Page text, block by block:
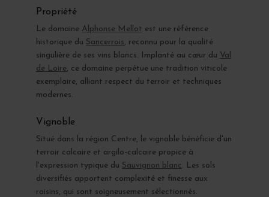
Propriété
Le domaine Alphonse Mellot est une référence
historique du Sancerrois, reconnu pour la qualité
singulière de ses vins blancs. Implanté au cœur du Val
de Loire, ce domaine perpétue une tradition viticole
exemplaire, alliant respect du terroir et techniques
modernes.
Vignoble
Situé dans la région Centre, le vignoble bénéficie d'un
terroir calcaire et argilo-calcaire propice à
l'expression typique du Sauvignon blanc . Les sols
diversifiés apportent complexité et finesse aux
raisins, qui sont soigneusement sélectionnés.